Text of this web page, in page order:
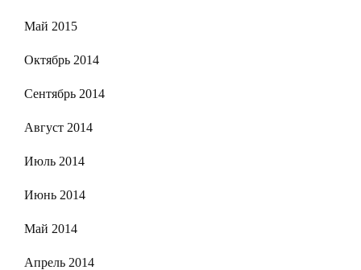
Май 2015
Октябрь 2014
Сентябрь 2014
Август 2014
Июль 2014
Июнь 2014
Май 2014
Апрель 2014